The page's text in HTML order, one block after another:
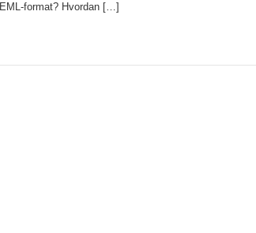
format? Hvordan […]